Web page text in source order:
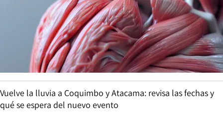
Vuelve la lluvia a Coquimbo y Atacama: revisa las fechas y
qué se espera del nuevo evento